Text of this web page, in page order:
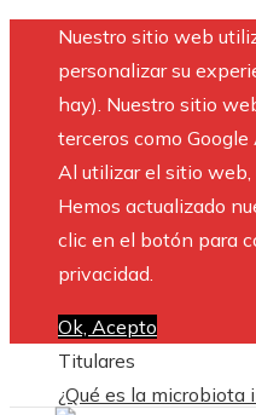
Nuestro sitio web
personalizar su
hay). Nuestro sitio
terceros como
Al utilizar el sitio web,
Hemos actualizado
clic en el botón para
privacidad.
Ok, Acepto
Titulares
¿Qué es la